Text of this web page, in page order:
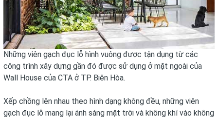
Những viên gạch đục lỗ hình vuông được tận dụng từ các
công trình xây dựng gần đó được sử dụng ở mặt ngoài của
Wall House của CTA ở TP. Biên Hòa.
Xếp chồng lên nhau theo hình dạng không đều, những viên
gạch đục lỗ mang lại ánh sáng mặt trời và không khí vào không